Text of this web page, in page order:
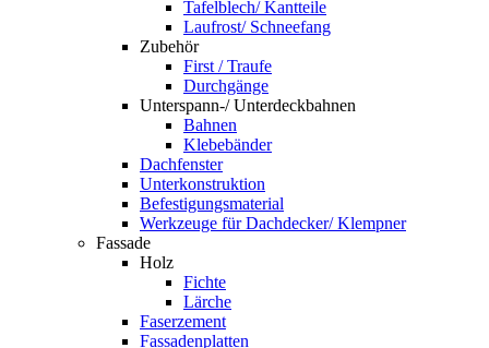
Tafelblech/ Kantteile
Laufrost/ Schneefang
Zubehör
First / Traufe
Durchgänge
Unterspann-/ Unterdeckbahnen
Bahnen
Klebebänder
Dachfenster
Unterkonstruktion
Befestigungsmaterial
Werkzeuge für Dachdecker/ Klempner
Fassade
Holz
Fichte
Lärche
Faserzement
Fassadenplatten